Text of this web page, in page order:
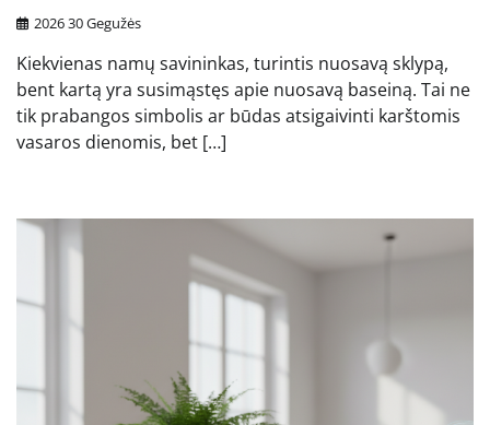
2026 30 Gegužės
Kiekvienas namų savininkas, turintis nuosavą sklypą,
bent kartą yra susimąstęs apie nuosavą baseiną. Tai ne
tik prabangos simbolis ar būdas atsigaivinti karštomis
vasaros dienomis, bet […]